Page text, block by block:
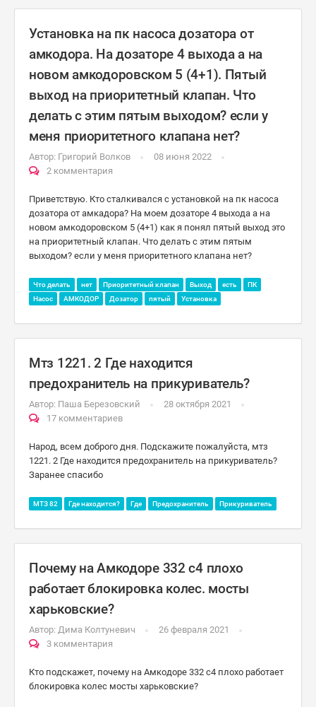
Установка на пк насоса дозатора от
амкодора. На дозаторе 4 выхода а на
новом амкодоровском 5 (4+1). Пятый
выход на приоритетный клапан. Что
делать с этим пятым выходом? если у
меня приоритетного клапана нет?
Автор: Григорий Волков
08 июня 2022
2 комментария
Приветствую. Кто сталкивался с установкой на пк насоса
дозатора от амкадора? На моем дозаторе 4 выхода а на
новом амкодоровском 5 (4+1) как я понял пятый выход это
на приоритетный клапан. Что делать с этим пятым
выходом? если у меня приоритетного клапана нет?
Что делать нет Приоритетный клапан Выход есть
ПК
Насос
АМКОДОР Дозатор пятый Установка
Мтз 1221. 2 Где находится
предохранитель на прикуриватель?
Автор: Паша Березовский
28 октября 2021
17 комментариев
Народ, всем доброго дня. Подскажите пожалуйста, мтз
1221. 2 Где находится предохранитель на прикуриватель?
Заранее спасибо
МТЗ 82 Где находится? Где Предохранитель Прикуриватель
Почему на Амкодоре 332 с4 плохо
работает блокировка колес. мосты
харьковские?
Автор: Дима Колтуневич
26 февраля 2021
3 комментария
Кто подскажет, почему на Амкодоре 332 с4 плохо работает
блокировка колес мосты харьковские?